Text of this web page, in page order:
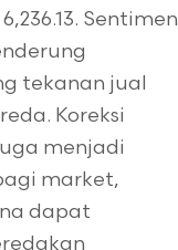
Sentimen
tekanan jual
Koreksi
menjadi
market,
dapat